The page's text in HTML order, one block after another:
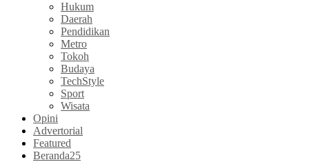
Hukum
Daerah
Pendidikan
Metro
Tokoh
Budaya
TechStyle
Sport
Wisata
Opini
Advertorial
Featured
Beranda25